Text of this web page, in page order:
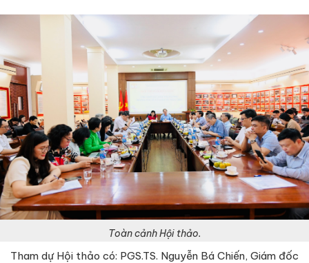
Toàn cảnh Hội thảo.
Tham dự Hội thảo có: PGS.TS. Nguyễn Bá Chiến, Giám đốc